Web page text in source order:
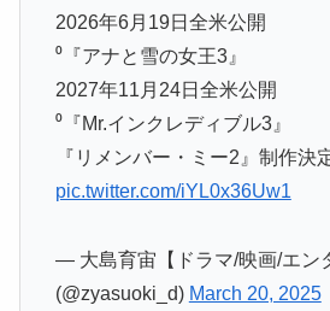
2026年6月19日全米公開
⁰『アナと雪の女王3』
2027年11月24日全米公開
⁰『Mr.インクレディブル3』
『リメンバー・ミー2』制作決
pic.twitter.com/iYL0x36Uw1
— 大島育宙【ドラマ/映画/エン
(@zyasuoki_d) March 20, 2025